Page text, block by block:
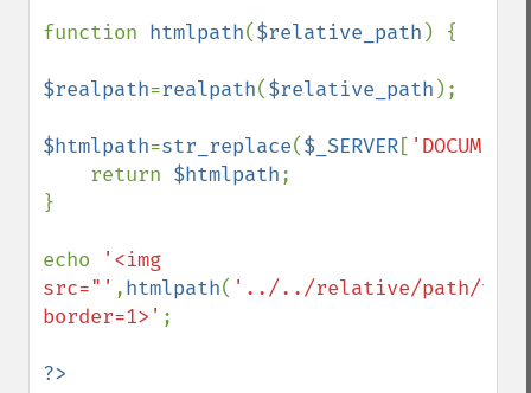
function htmlpath($relative_path ) {
$realpath=realpath($relative_path );
$htmlpath=str_replace($_SERVER[
    return
$htmlpath;
}
echo
'<img
src="' ,htmlpath( '../../relative/path/to/
border=1>' ;